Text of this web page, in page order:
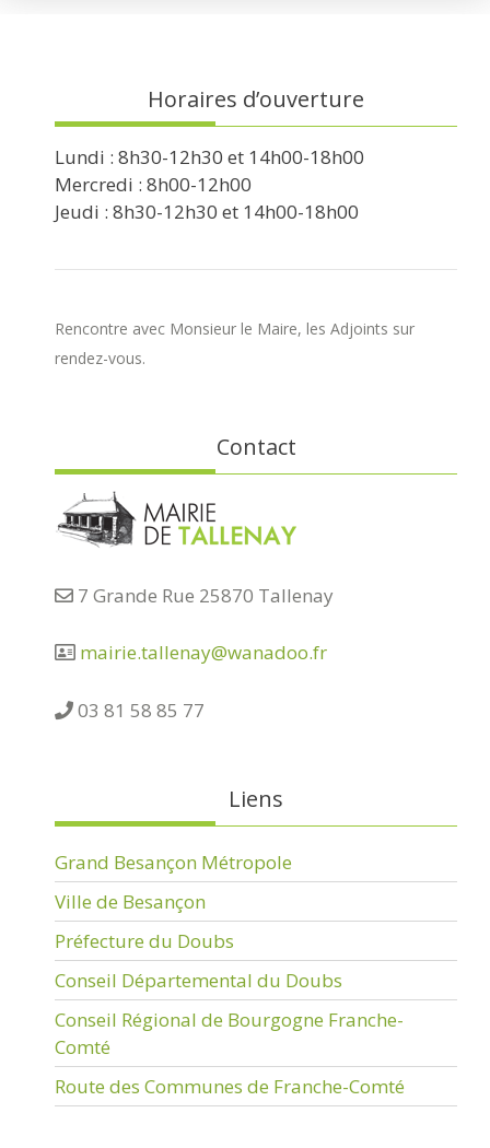
Horaires d’ouverture
Lundi : 8h30-12h30 et 14h00-18h00
Mercredi : 8h00-12h00
Jeudi : 8h30-12h30 et 14h00-18h00
Rencontre avec Monsieur le Maire, les Adjoints sur
rendez-vous.
Contact
7 Grande Rue 25870 Tallenay
mairie.tallenay@wanadoo.fr
03 81 58 85 77
Liens
Grand Besançon Métropole
Ville de Besançon
Préfecture du Doubs
Conseil Départemental du Doubs
Conseil Régional de Bourgogne Franche-
Comté
Route des Communes de Franche-Comté